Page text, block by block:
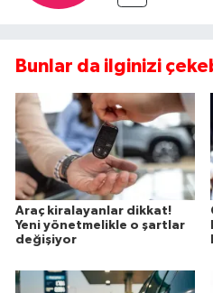
Bunlar da ilginizi
Araç kiralayanlar dikkat!
Yeni yönetmelikle o şartlar
değişiyor